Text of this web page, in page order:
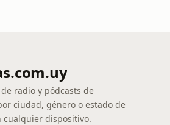
radio y pódcasts de
ciudad, género o estado de
dispositivo.